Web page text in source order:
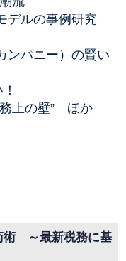
デルの事例研究
ンパニー）の賢い
務上の壁” ほか
術 ～最新税務に基